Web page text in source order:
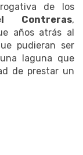
de los
Contreras,
años atrás al
pudieran ser
laguna que
de prestar un